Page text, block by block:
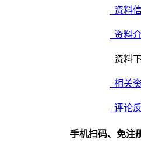
资料
资料
资料
相关
评论
手机扫码、免注